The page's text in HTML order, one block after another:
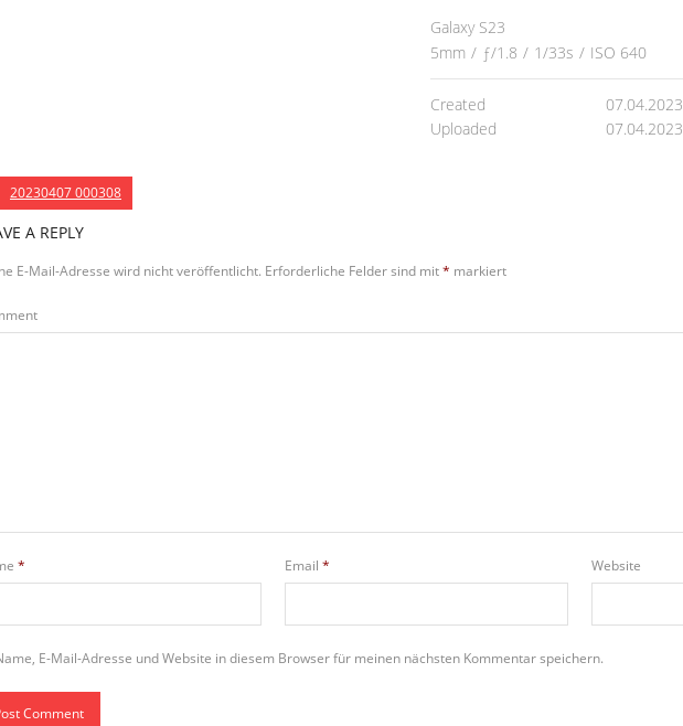
Galaxy S23
5mm / ƒ/1.8 / 1/33s / ISO 640
Created
07.04.2023
Uploaded
07.04.2023
20230407 000308
A REPLY
E-Mail-Adresse wird nicht veröffentlicht. Erforderliche Felder sind mit* markiert
* Email * Website
E-Mail-Adresse und Website in diesem Browser für meinen nächsten Kommentar speichern.